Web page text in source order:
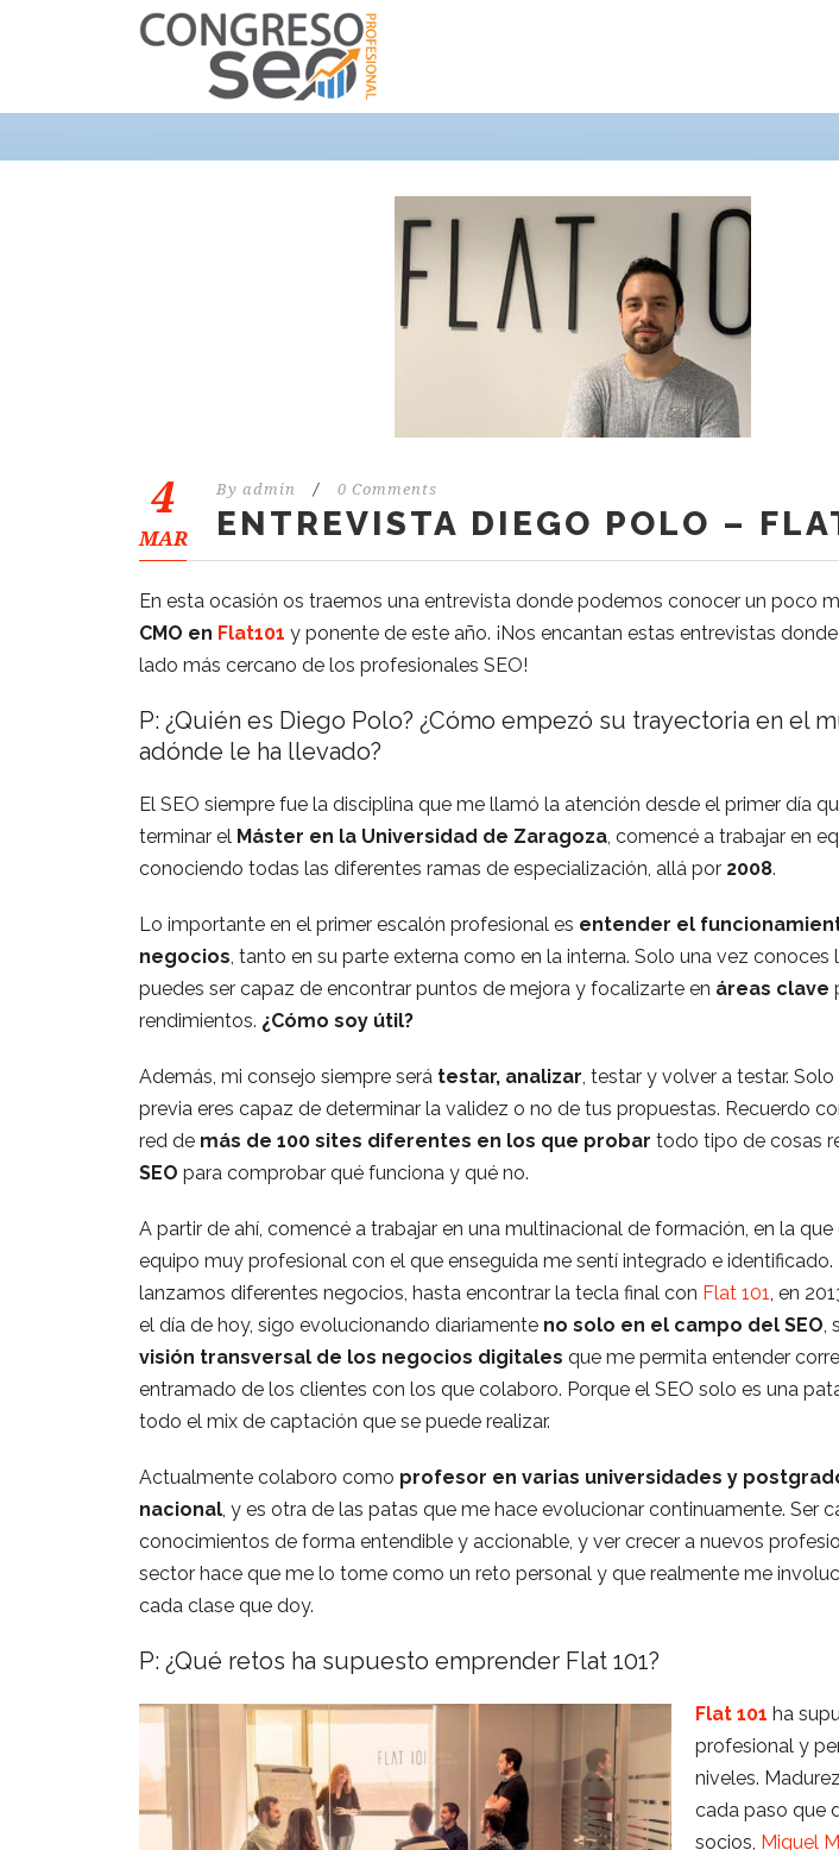
4
MAR
By admin / 0 Comments
ENTREVISTA DIEGO POLO –
En esta ocasión os traemos una entrevista donde podemos conocer un poco
CMO en Flat101 y ponente de este año. ¡Nos encantan estas entrevistas
lado más cercano de los profesionales SEO!
P: ¿Quién es Diego Polo? ¿Cómo empezó su trayectoria en el
adónde le ha llevado?
El SEO siempre fue la disciplina que me llamó la atención desde el primer día
terminar el Máster en la Universidad de Zaragoza, comencé a trabajar en
conociendo todas las diferentes ramas de especialización, allá por 2008.
Lo importante en el primer escalón profesional es entender el
negocios, tanto en su parte externa como en la interna. Solo una vez conoces
puedes ser capaz de encontrar puntos de mejora y focalizarte en áreas clave
rendimientos. ¿Cómo soy útil?
Además, mi consejo siempre será testar, analizar, testar y volver a testar.
previa eres capaz de determinar la validez o no de tus propuestas. Recuerdo
red de más de 100 sites diferentes en los que probar todo tipo de cosas
SEO para comprobar qué funciona y qué no.
A partir de ahí, comencé a trabajar en una multinacional de formación, en la
equipo muy profesional con el que enseguida me sentí integrado e
lanzamos diferentes negocios, hasta encontrar la tecla final con Flat 101, en
el día de hoy, sigo evolucionando diariamente no solo en el campo del SEO,
visión transversal de los negocios digitales que me permita entender
entramado de los clientes con los que colaboro. Porque el SEO solo es una
todo el mix de captación que se puede realizar.
Actualmente colaboro como profesor en varias universidades y
nacional, y es otra de las patas que me hace evolucionar continuamente. Ser
conocimientos de forma entendible y accionable, y ver crecer a nuevos
sector hace que me lo tome como un reto personal y que realmente me
cada clase que doy.
P: ¿Qué retos ha supuesto emprender Flat 101?
Flat 101 ha
profesional y
niveles.
cada paso que
socios, Miguel